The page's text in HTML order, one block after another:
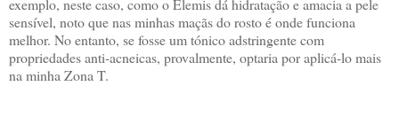
exemplo, neste caso, como o Elemis dá hidratação e amacia a pele
sensível, noto que nas minhas maçãs do rosto é onde funciona
melhor. No entanto, se fosse um tónico adstringente com
propriedades anti-acneicas, provalmente, optaria por aplicá-lo mais
na minha Zona T.